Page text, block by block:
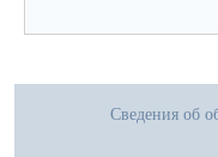
Сведения об